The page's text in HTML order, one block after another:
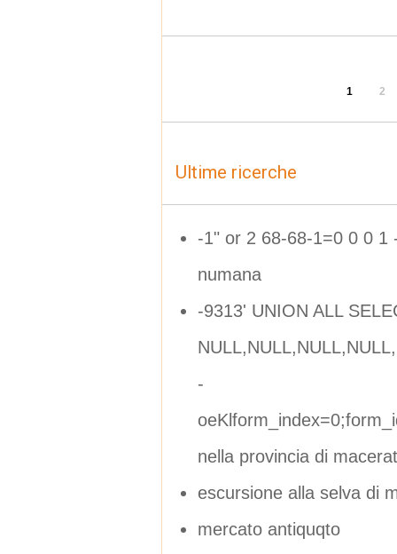
1 2
Ultime ricerche
-1" or 2 68-68-1=0 0 0 1
numana
-9313' UNION ALL
-
nella provincia di
escursione alla selva di
mercato antiquqto